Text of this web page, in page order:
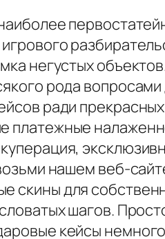
негустых
рода
ради
платежные
нашем веб-
скины для
шагов.
кейсы